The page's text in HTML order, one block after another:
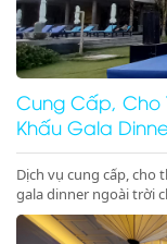
Cung Cấp, Cho
Khấu Gala
Thuận Giá Rẻ Uy
Dịch vụ cung cấp, cho
gala dinner ngoài trời
Ninh Thuận, Ninh
ngay nhận ưu đãi lớn!